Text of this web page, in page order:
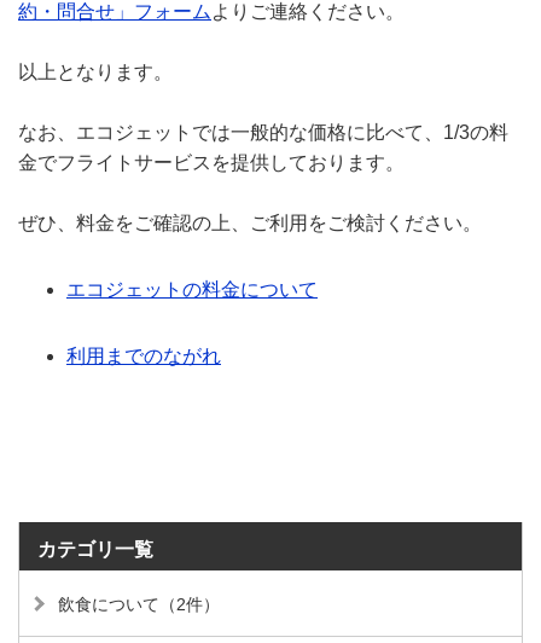
約・問合せ」フォーム よりご連絡ください。
以上となります。
なお、エコジェットでは一般的な価格に比べて、1/3の料
金でフライトサービスを提供しております。
ぜひ、料金をご確認の上、ご利用をご検討ください。
エコジェットの料金について
利用までのながれ
カテゴリ一覧
飲食について（2件）